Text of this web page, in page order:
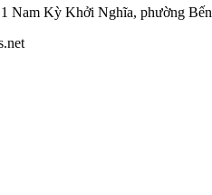
Nam Kỳ Khởi Nghĩa, phường